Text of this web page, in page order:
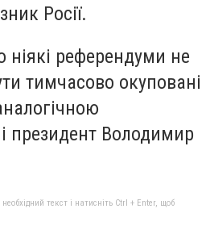
Росії.
референдуми не
тимчасово окуповані
президент Володимир
текст і натисніть Ctrl + Enter, щоб